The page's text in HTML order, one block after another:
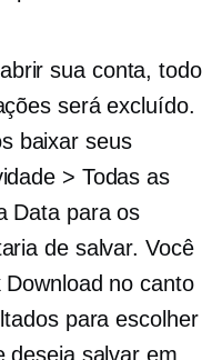
sua conta, todo
será excluído.
baixar seus
> Todas as
Data para os
de salvar. Você
no canto
para escolher
deseja salvar em